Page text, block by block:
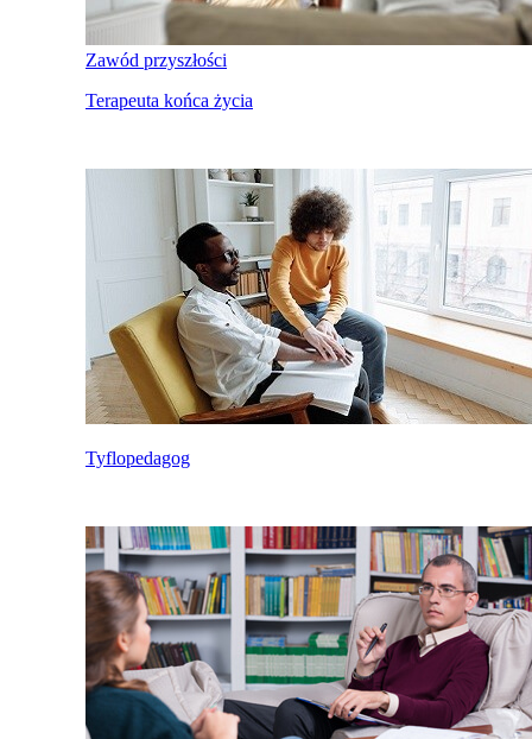
Zawód przyszłości
Terapeuta końca życia
Tyflopedagog